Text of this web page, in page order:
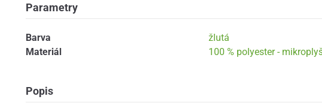
Parametry
Barva
žlutá
Materiál
100 % polyester -
Popis